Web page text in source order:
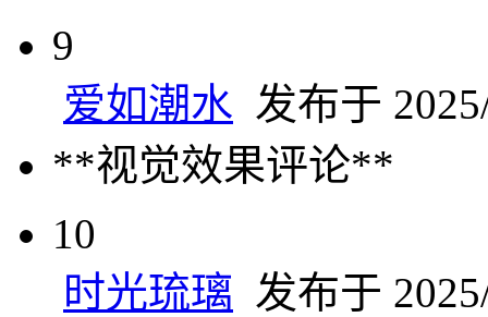
9
爱如潮水 发布于
**视觉效果评论**
10
时光琉璃 发布于